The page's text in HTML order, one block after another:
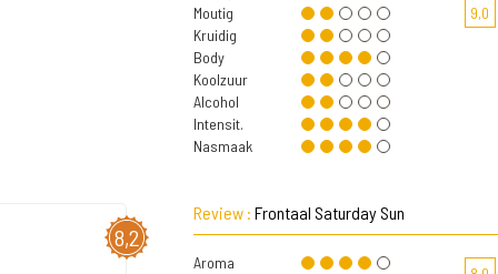
Moutig
Kruidig
Body
Koolzuur
Alcohol
Intensit.
Nasmaak
9,0
8,2
Review : Frontaal Saturday Sun
Aroma